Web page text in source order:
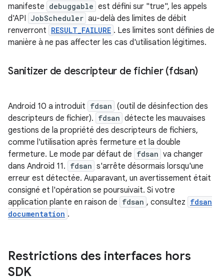
manifeste debuggable est défini sur "true", les appels
d'API JobScheduler au-delà des limites de débit
renverront RESULT_FAILURE . Les limites sont définies de
manière à ne pas affecter les cas d'utilisation légitimes.
Sanitizer de descripteur de fichier (fdsan)
Android 10 a introduit fdsan (outil de désinfection des
descripteurs de fichier). fdsan détecte les mauvaises
gestions de la propriété des descripteurs de fichiers,
comme l'utilisation après fermeture et la double
fermeture. Le mode par défaut de fdsan va changer
dans Android 11. fdsan s'arrête désormais lorsqu'une
erreur est détectée. Auparavant, un avertissement était
consigné et l'opération se poursuivait. Si votre
application plante en raison de fdsan , consultez fdsan
documentation .
Restrictions des interfaces hors
SDK